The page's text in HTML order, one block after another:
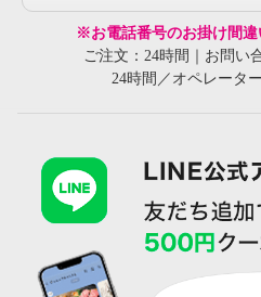
※お電話番号のお掛け間違
ご注文：24時間｜お問い
24時間／オペレータ